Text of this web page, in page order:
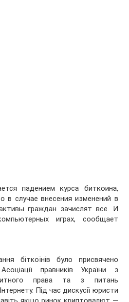
падением курса биткоина,
случае внесения изменений в
граждан зачислят все. И
играх, сообщает
біткоїнів було присвячено
правників України з
права та з питань
Під час дискусії юристи